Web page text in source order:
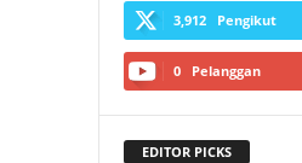
3,912 Pengikut
0 Pelanggan
EDITOR PICKS